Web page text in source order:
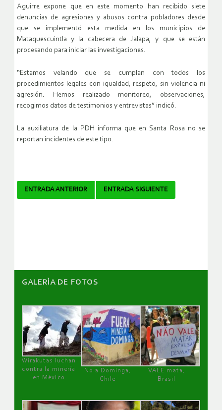
Aguirre expone que en este momento han recibido siete
denuncias de agresiones y abusos contra pobladores desde
que se implementó esta medida en los municipios de
Mataquescuintla y la cabecera de Jalapa, y que se están
procesando para iniciar las investigaciones.
“Estamos velando que se cumplan con todos los
procedimientos legales con igualdad, respeto, sin violencia ni
agresión. Hemos realizado monitoreo, observaciones,
recogimos datos de testimonios y entrevistas” indicó.
La auxiliatura de la PDH informa que en Santa Rosa no se
reportan incidentes de este tipo.
Navegador
ENTRADA ANTERIOR ENTRADA SIGUIENTE
GALERÌA DE FOTOS
Wirakutas luchan
contra la minería
en México
No a Dominga,
Chile
VALE mata,
Brasil